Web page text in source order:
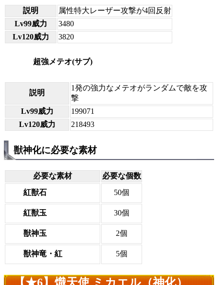
説明
属性特大レーザー攻撃が4回反射
Lv99威力
3480
Lv120威力
3820
超強メテオ(サブ)
説明
1発の強力なメテオがランダムで敵を攻
撃
Lv99威力
199071
Lv120威力
218493
獣神化に必要な素材
必要な素材
必要な個数
紅獣石
50個
紅獣玉 30個
獣神玉 2個
獣神竜・紅 5個